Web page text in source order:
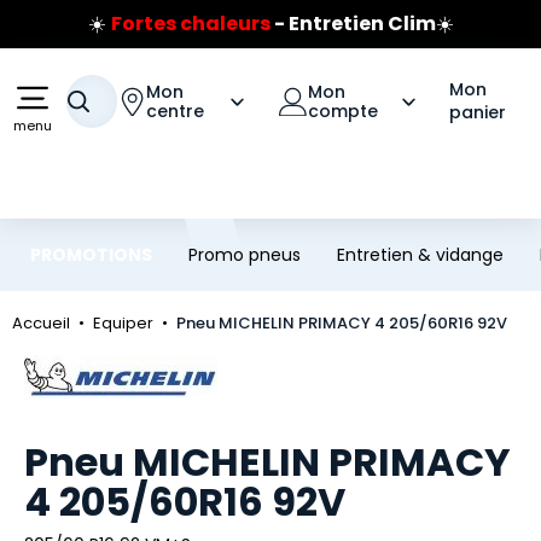
Aller au contenu principal
Aller à la navigation
☀️ Fortes chaleurs- Entretien Clim☀️
Prix coûtant pneus Bridgestone
🔥
Jusqu'à 120€ remboursés
sur les pneus Bridgestone
menu
Votre recherche
Mon
centre
Mon
compte
Mon
panier
Promo pneus Entretien & vidange
Accueil Equiper Pneu MICHELIN PRIMACY 4 205/60R16 92V
Marque
Pneu MICHELIN PRIMACY
4 205/60R16 92V